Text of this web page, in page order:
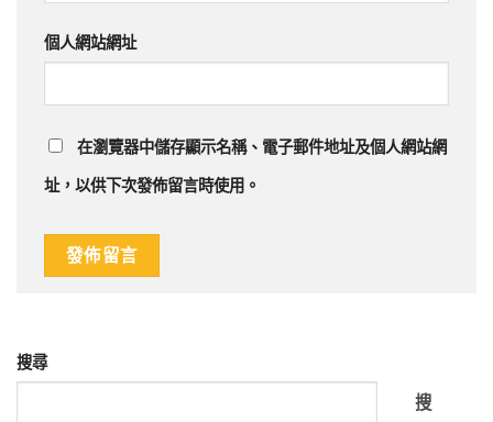
個人網站網址
在瀏覽器中儲存顯示名稱、電子郵件地址及個人網站網
址，以供下次發佈留言時使用。
搜尋
搜